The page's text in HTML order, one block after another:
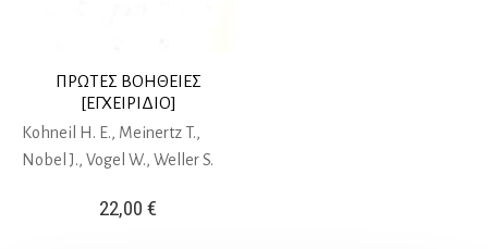
ΠΡΩΤΕΣ ΒΟΗΘΕΙΕΣ
[ΕΓΧΕΙΡΙΔΙΟ]
Kohneil H. E., Meinertz T.,
Nobel J., Vogel W., Weller S.
22,00€